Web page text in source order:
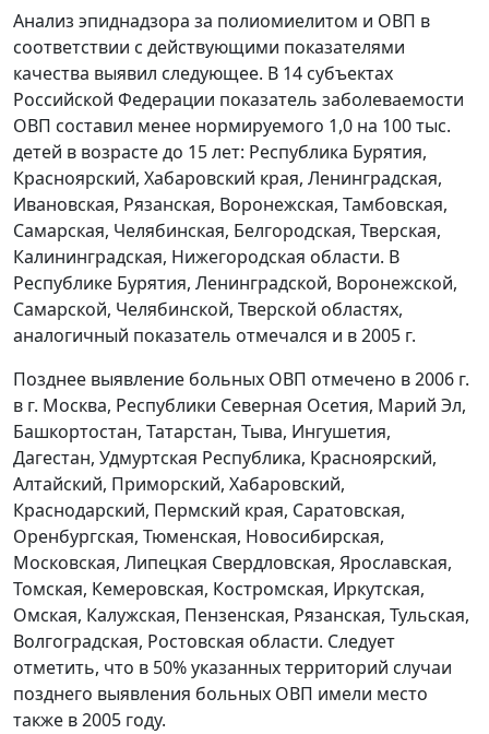
Анализ эпиднадзора за полиомиелитом и ОВП в
соответствии с действующими показателями
качества выявил следующее. В 14 субъектах
Российской Федерации показатель заболеваемости
ОВП составил менее нормируемого 1,0 на 100 тыс.
детей в возрасте до 15 лет: Республика Бурятия,
Красноярский, Хабаровский края, Ленинградская,
Ивановская, Рязанская, Воронежская, Тамбовская,
Самарская, Челябинская, Белгородская, Тверская,
Калининградская, Нижегородская области. В
Республике Бурятия, Ленинградской, Воронежской,
Самарской, Челябинской, Тверской областях,
аналогичный показатель отмечался и в 2005 г.
Позднее выявление больных ОВП отмечено в 2006 г.
в г. Москва, Республики Северная Осетия, Марий Эл,
Башкортостан, Татарстан, Тыва, Ингушетия,
Дагестан, Удмуртская Республика, Красноярский,
Алтайский, Приморский, Хабаровский,
Краснодарский, Пермский края, Саратовская,
Оренбургская, Тюменская, Новосибирская,
Московская, Липецкая Свердловская, Ярославская,
Томская, Кемеровская, Костромская, Иркутская,
Омская, Калужская, Пензенская, Рязанская, Тульская,
Волгоградская, Ростовская области. Следует
отметить, что в 50% указанных территорий случаи
позднего выявления больных ОВП имели место
также в 2005 году.